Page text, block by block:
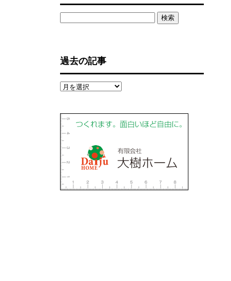
過去の記事
過
の
記
事